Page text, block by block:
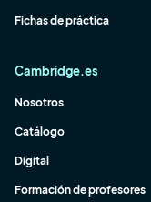
Fichas de práctica
Cambridge.es
Nosotros
Catálogo
Digital
Formación de profesores